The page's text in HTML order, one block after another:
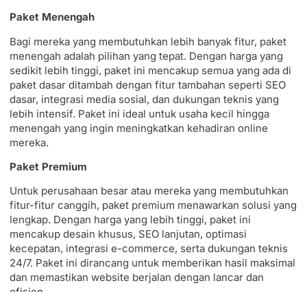
Paket Menengah
Bagi mereka yang membutuhkan lebih banyak fitur, paket
menengah adalah pilihan yang tepat. Dengan harga yang
sedikit lebih tinggi, paket ini mencakup semua yang ada di
paket dasar ditambah dengan fitur tambahan seperti SEO
dasar, integrasi media sosial, dan dukungan teknis yang
lebih intensif. Paket ini ideal untuk usaha kecil hingga
menengah yang ingin meningkatkan kehadiran online
mereka.
Paket Premium
Untuk perusahaan besar atau mereka yang membutuhkan
fitur-fitur canggih, paket premium menawarkan solusi yang
lengkap. Dengan harga yang lebih tinggi, paket ini
mencakup desain khusus, SEO lanjutan, optimasi
kecepatan, integrasi e-commerce, serta dukungan teknis
24/7. Paket ini dirancang untuk memberikan hasil maksimal
dan memastikan website berjalan dengan lancar dan